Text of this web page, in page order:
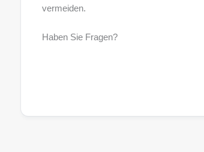
vermeiden.
Haben Sie Fragen?